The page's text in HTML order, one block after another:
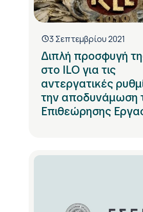
3 Σεπτεμβρίου 2021
Διπλή προσφυγή
στο ILO για τις
αντεργατικές
την αποδυνάμωση
Επιθεώρησης